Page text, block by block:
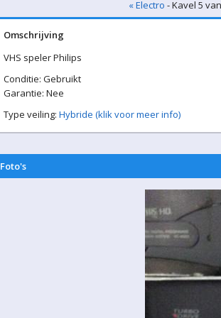
« Electro - Kavel 5
Omschrijving
VHS speler Philips
Conditie: Gebruikt
Garantie: Nee
Type veiling: Hybride (klik voor meer info)
Foto's